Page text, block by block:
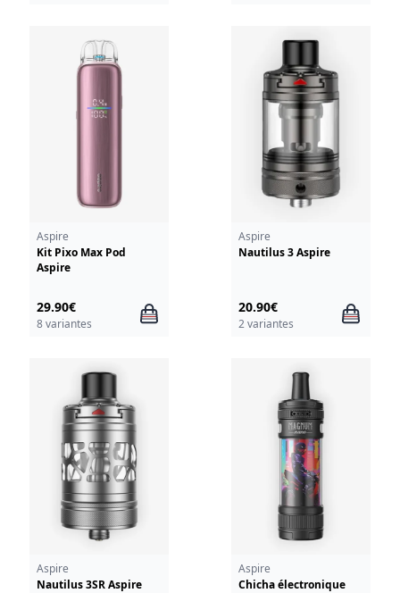
Aspire
Kit Pixo Max Pod
Aspire
29.90€
8 variantes
Aspire
Nautilus 3 Aspire
20.90€
2 variantes
Aspire
Nautilus 3SR Aspire
Aspire
Chicha électronique